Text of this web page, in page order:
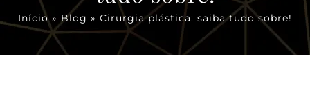
Início» Blog » Cirurgia plástica: saiba tudo sobre!